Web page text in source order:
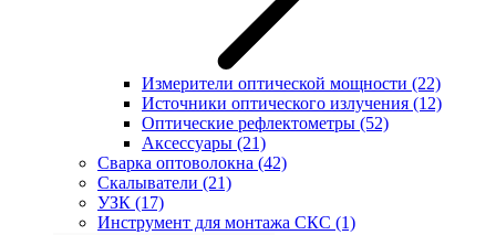
Измерители оптической мощности (22)
Источники оптического излучения (12)
Оптические рефлектометры (52)
Аксессуары (21)
Сварка оптоволокна (42)
Скалыватели (21)
УЗК (17)
Инструмент для монтажа СКС (1)